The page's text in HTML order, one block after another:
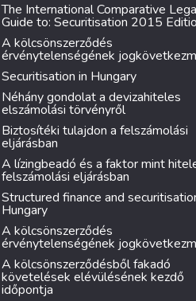
The International Comparative
Guide to: Securitisation 2015
A kölcsönszerződés
érvénytelenségének
Securitisation in Hungary
Néhány gondolat a devizahiteles
elszámolási törvényről
Biztosítéki tulajdon a felszámolási
eljárásban
A lízingbeadó és a faktor mint
felszámolási eljárásban
Structured finance and
Hungary
A kölcsönszerződés
érvénytelenségének
A kölcsönszerződésből fakadó
követelések elévülésének kezdő
időpontja